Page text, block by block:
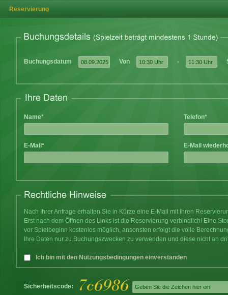
Reservierung
Buchungsdatum Von -
Name* Telefon*
E-Mail* E-Mail
Nach Ihrer Anfrage erhalten Sie in Kürze eine E-Mail mit Ihren
Erst nach dem Öffnen des Links ist die Reservierung verbindlich! Eine
vor Spielbeginn kostenlos möglich, ansonsten erfolgt die volle
Ihre Daten nur zu Buchungszwecken zu verwenden und diese nicht an
Ich bin mit den Nutzungsbedingungen einverstanden
Sicherheitscode: